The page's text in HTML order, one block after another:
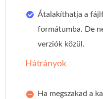
Átalakíthatja a
formátumba. De
verziók közül.
Hátrányok
Ha megszakad a